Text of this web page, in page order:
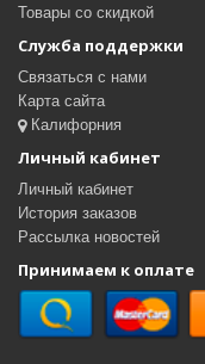
Товары со скидкой
Служба поддержки
Связаться с нами
Карта сайта
Калифорния
Личный кабинет
Личный кабинет
История заказов
Рассылка новостей
Принимаем к оплате